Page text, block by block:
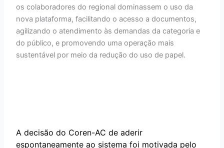
os colaboradores do regional dominassem o uso da
nova plataforma, facilitando o acesso a documentos,
agilizando o atendimento às demandas da categoria e
do público, e promovendo uma operação mais
sustentável por meio da redução do uso de papel.
A decisão do Coren-AC de aderir
espontaneamente ao sistema foi motivada pelo